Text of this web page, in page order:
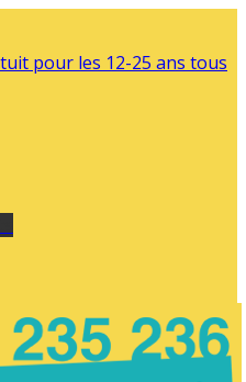
pour les 12-25 ans tous